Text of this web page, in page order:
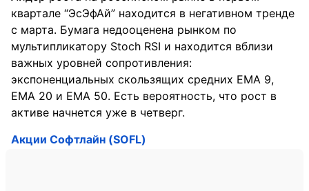
квартале “ЭсЭфАй” находится в негативном тренде
с марта. Бумага недооценена рынком по
мультипликатору Stoch RSI и находится вблизи
важных уровней сопротивления:
экспоненциальных скользящих средних EMA 9,
EMA 20 и EMA 50. Есть вероятность, что рост в
активе начнется уже в четверг.
Акции Софтлайн (SOFL)